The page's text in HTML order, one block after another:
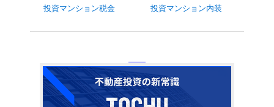
投資マンション税金
投資マンション内装